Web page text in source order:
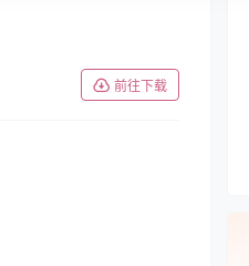
前往下载